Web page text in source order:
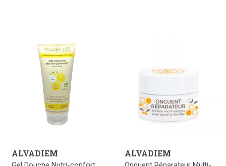
ALVADIEM ALVADIEM